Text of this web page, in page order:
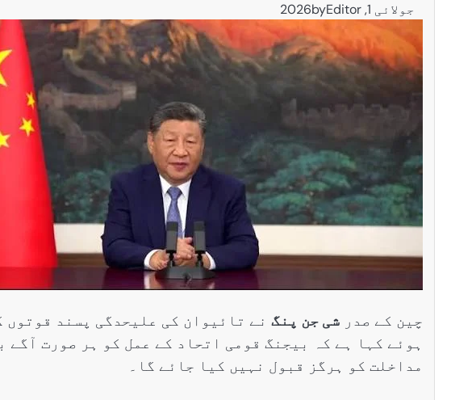
جولائی 1, 2026 byEditor
چین کے صدر شی جن پنگ نے تائیوان کی علیحدگی پسند قوتوں
ہوئے کہا ہے کہ بیجنگ قومی اتحاد کے عمل کو ہر صورت
مداخلت کو ہرگز قبول نہیں کیا جائے گا۔
سنٹرل ایشیا
پاکستان تاجکستان
ٹرانزٹ اور علاقائی روابط
بڑھانے پر اتفاق
Editor اپریل 29, 2026